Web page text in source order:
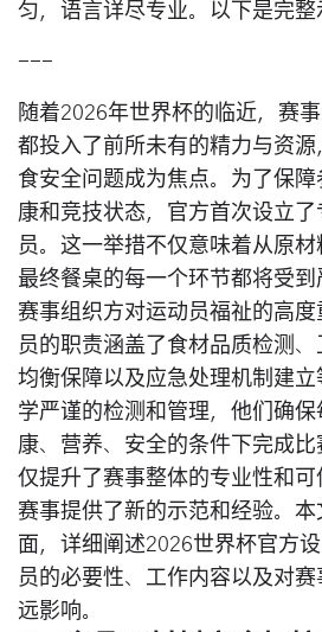
匀，语言详尽专业。以下是完整
---
随着2026年世界杯的临近，赛
都投入了前所未有的精力与资
食安全问题成为焦点。为了保
康和竞技状态，官方首次设立了
员。这一举措不仅意味着从原材
最终餐桌的每一个环节都将受到
赛事组织方对运动员福祉的高
员的职责涵盖了食材品质检测
均衡保障以及应急处理机制建
学严谨的检测和管理，他们确
康、营养、安全的条件下完成
仅提升了赛事整体的专业性和
赛事提供了新的示范和经验。
面，详细阐述2026世界杯官方
员的必要性、工作内容以及对
远影响。